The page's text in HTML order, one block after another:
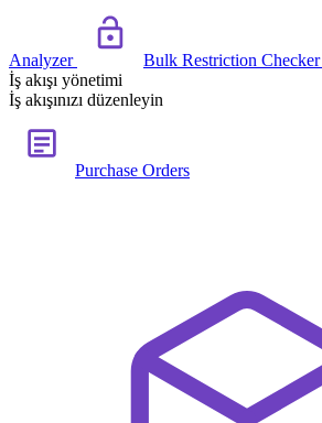
Analyzer Bulk Restriction Checker
İş akışı yönetimi
İş akışınızı düzenleyin
Purchase Orders